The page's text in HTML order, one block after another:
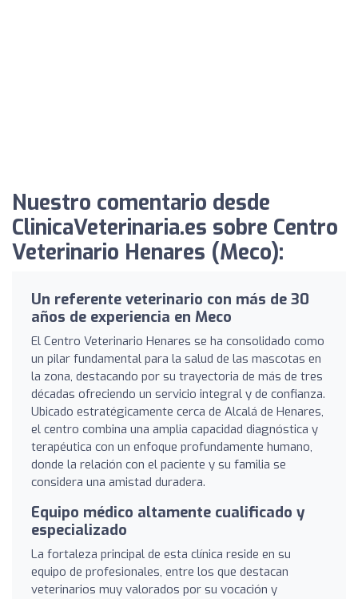
Nuestro comentario desde
ClinicaVeterinaria.es sobre Centro
Veterinario Henares (Meco):
Un referente veterinario con más de 30
años de experiencia en Meco
El Centro Veterinario Henares se ha consolidado como
un pilar fundamental para la salud de las mascotas en
la zona, destacando por su trayectoria de más de tres
décadas ofreciendo un servicio integral y de confianza.
Ubicado estratégicamente cerca de Alcalá de Henares,
el centro combina una amplia capacidad diagnóstica y
terapéutica con un enfoque profundamente humano,
donde la relación con el paciente y su familia se
considera una amistad duradera.
Equipo médico altamente cualificado y
especializado
La fortaleza principal de esta clínica reside en su
equipo de profesionales, entre los que destacan
veterinarios muy valorados por su vocación y